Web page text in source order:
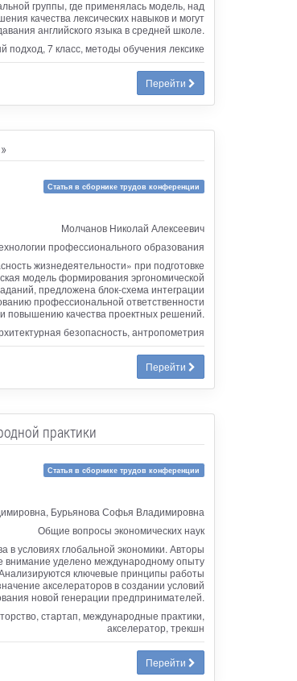
группы, где применялась модель, над
качества лексических навыков и могут
английского языка в средней школе.
подход, 7 класс, методы обучения лексике
Перейти
Статья в сборнике трудов конференции
Молчанов Николай Алексеевич
профессионального образования
жизнедеятельности» при подготовке
модель формирования эргономической
предложена блок-схема интеграции
профессиональной ответственности
повышению качества проектных решений.
безопасность, антропометрия
Перейти
практики
Статья в сборнике трудов конференции
Бурьянова Софья Владимировна
Общие вопросы экономических наук
в условиях глобальной экономики. Авторы
внимание уделено международному опыту
ключевые принципы работы
акселераторов в создании условий
новой генерации предпринимателей.
стартап, международные практики,
акселератор, трекшн
Перейти